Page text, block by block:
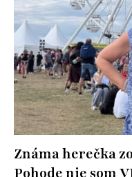
Známa herečka
Pohode nie som